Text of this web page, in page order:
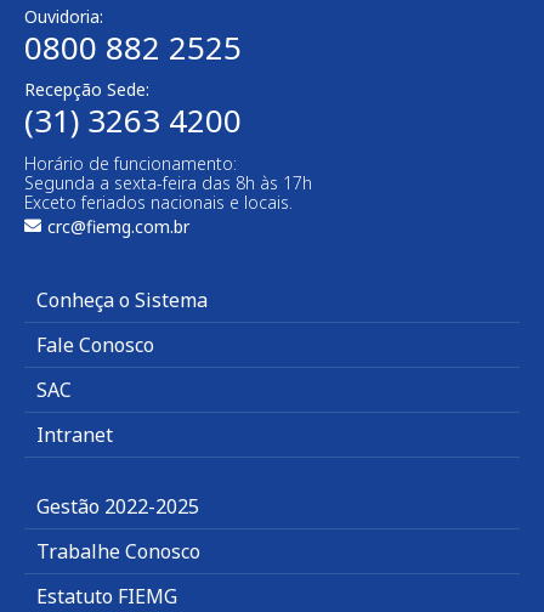
Ouvidoria:
0800 882 2525
Recepção Sede:
(31) 3263 4200
Horário de funcionamento:
Segunda a sexta-feira das 8h às 17h
Exceto feriados nacionais e locais.
crc@fiemg.com.br
Conheça o Sistema
Fale Conosco
SAC
Intranet
Gestão 2022-2025
Trabalhe Conosco
Estatuto FIEMG